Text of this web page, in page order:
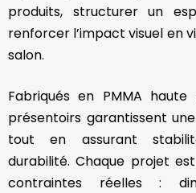
produits, structurer un
renforcer l’impact visuel en
salon.
Fabriqués en PMMA
présentoirs garantissent
tout en assurant
durabilité. Chaque projet
contraintes réelles :